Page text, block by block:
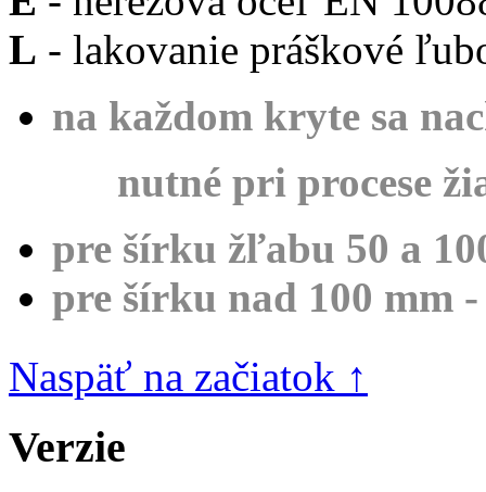
L - lakovanie práškové
na každom kryte sa
nutné pri procese
pre šírku žľabu 50 a
pre šírku nad 100 mm
Naspäť na začiatok ↑
Verzie